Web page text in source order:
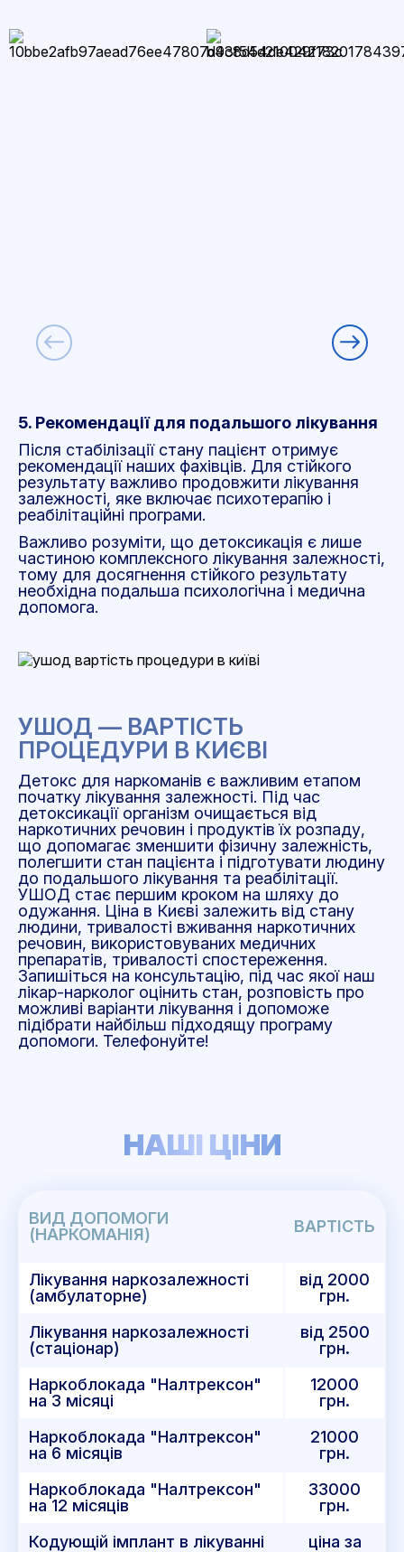
5. Рекомендації для подальшого лікування
Після стабілізації стану пацієнт отримує
рекомендації наших фахівців. Для стійкого
результату важливо продовжити лікування
залежності, яке включає психотерапію і
реабілітаційні програми.
Важливо розуміти, що детоксикація є лише
частиною комплексного лікування залежності,
тому для досягнення стійкого результату
необхідна подальша психологічна і медична
допомога.
УШОД — ВАРТІСТЬ
ПРОЦЕДУРИ В КИЄВІ
Детокс для наркоманів є важливим етапом
початку лікування залежності. Під час
детоксикації організм очищається від
наркотичних речовин і продуктів їх розпаду,
що допомагає зменшити фізичну залежність,
полегшити стан пацієнта і підготувати людину
до подальшого лікування та реабілітації.
УШОД стає першим кроком на шляху до
одужання. Ціна в Києві залежить від стану
людини, тривалості вживання наркотичних
речовин, використовуваних медичних
препаратів, тривалості спостереження.
Запишіться на консультацію, під час якої наш
лікар-нарколог оцінить стан, розповість про
можливі варіанти лікування і допоможе
підібрати найбільш підходящу програму
допомоги. Телефонуйте!
НАШІ ЦІНИ
ВИД ДОПОМОГИ
(НАРКОМАНІЯ)
ВАРТІСТЬ
Лікування наркозалежності
(амбулаторне)
від 2000
грн.
Лікування наркозалежності
(стаціонар)
вiд 2500
грн.
Наркоблокада "Налтрексон"
на 3 місяці
12000
грн.
Наркоблокада "Налтрексон"
на 6 місяців
21000
грн.
Наркоблокада "Налтрексон"
на 12 місяців
33000
грн.
Кодующiй імплант в лікуванні
ціна за